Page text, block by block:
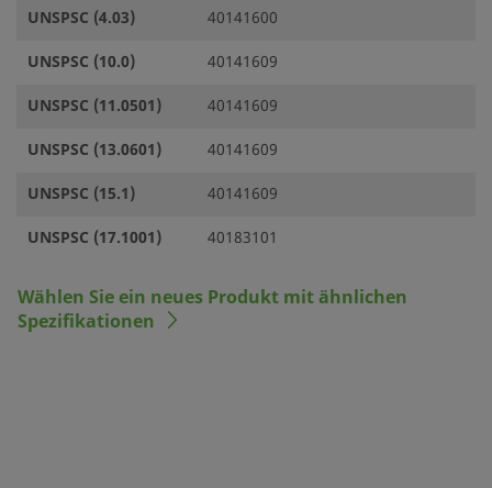
UNSPSC (4.03)
40141600
UNSPSC (10.0)
40141609
UNSPSC (11.0501)
40141609
UNSPSC (13.0601)
40141609
UNSPSC (15.1)
40141609
UNSPSC (17.1001)
40183101
Wählen Sie ein neues Produkt mit ähnlichen
Spezifikationen